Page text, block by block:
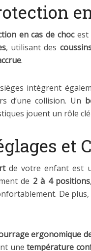
en cas de chocest
, utilisant des
.
intègrent
d’une collision. Un
jouent un rôle
et
de votre enfant est
de 2 à 4 positions
De
ergonomique
unetempérature